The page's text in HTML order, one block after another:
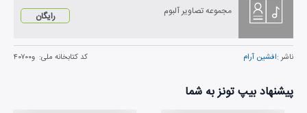
مجموعه تصاویر آلبوم رایگان
ناشر :افشین آرام کد کتابخانه ملی: و۴۰۷۰۰
پیشنهاد بیپ تونز به شما